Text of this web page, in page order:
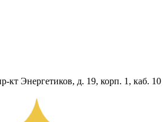
кт Энергетиков, д. 19, корп. 1, каб. 10